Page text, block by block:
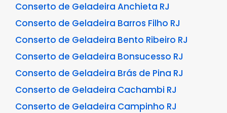
Conserto de Geladeira Anchieta RJ
Conserto de Geladeira Barros Filho RJ
Conserto de Geladeira Bento Ribeiro RJ
Conserto de Geladeira Bonsucesso RJ
Conserto de Geladeira Brás de Pina RJ
Conserto de Geladeira Cachambi RJ
Conserto de Geladeira Campinho RJ